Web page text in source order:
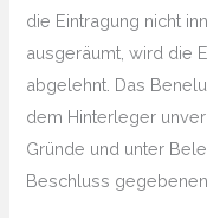
die Eintragung nicht
ausgeräumt, wird die
abgelehnt. Das
dem Hinterleger
Gründe und unter
Beschluss